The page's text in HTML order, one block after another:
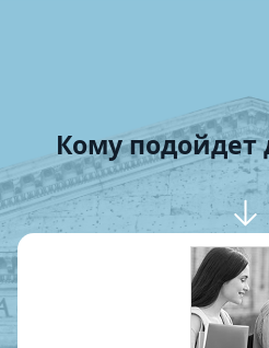
Кому подойдет